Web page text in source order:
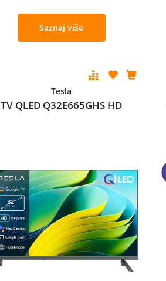
Saznaj više
Tesla
TV QLED Q32E665GHS HD